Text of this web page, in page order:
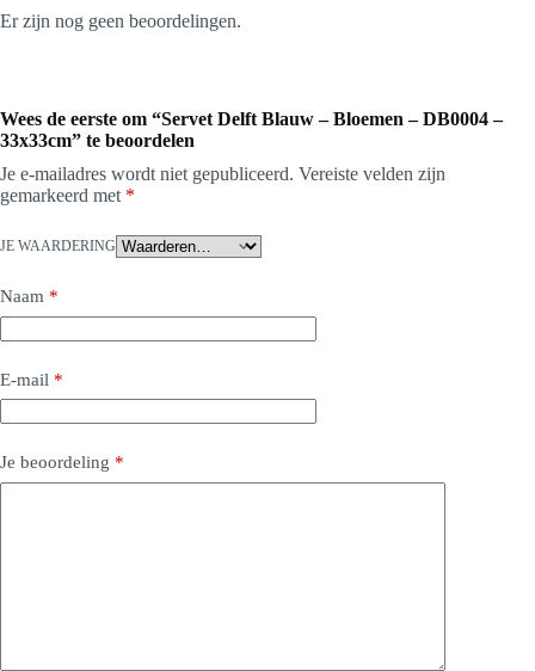
Er zijn nog geen beoordelingen.
Wees de eerste om “Servet Delft Blauw – Bloemen – DB0004 –
33x33cm” te beoordelen
Je e-mailadres wordt niet gepubliceerd. Vereiste velden zijn
gemarkeerd met *
JE WAARDERING
Naam *
E-mail *
Je beoordeling *